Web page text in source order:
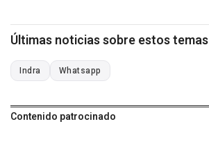
Últimas noticias sobre estos temas
Indra Whatsapp
Contenido patrocinado